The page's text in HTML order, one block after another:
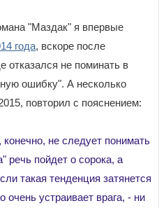
"Маздак" я впервые
года, вскоре после
отказался не поминать в
ошибку". А несколько
повторил с пояснением:
, конечно, не следует понимать
речь пойдет о сорока, а
такая тенденция затянется
очень устраивает врага, - ни